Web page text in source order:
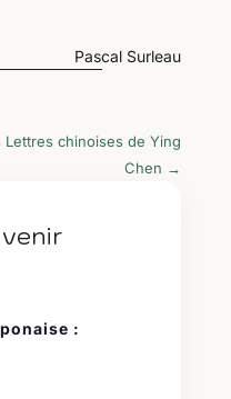
Pascal Surleau
Lettres chinoises de Ying
Chen →
: